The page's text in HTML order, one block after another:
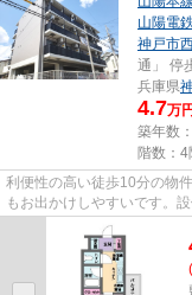
山陽電
神戸市
通」 停
兵庫県
4.7万円
築年数
階数：4
利便性の高い徒歩10分の物
もお出かけしやすいです。
ますので、外から虫が入って